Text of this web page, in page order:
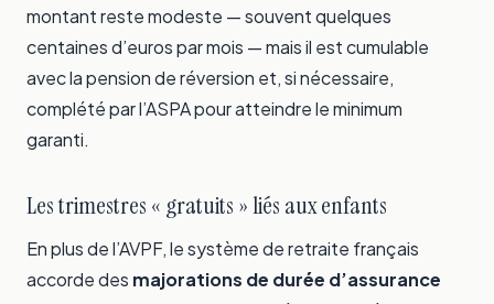
montant reste modeste — souvent quelques
centaines d’euros par mois — mais il est cumulable
avec la pension de réversion et, si nécessaire,
complété par l’ASPA pour atteindre le minimum
garanti.
Les trimestres « gratuits » liés aux enfants
En plus de l’AVPF, le système de retraite français
accorde des majorations de durée d’assurance